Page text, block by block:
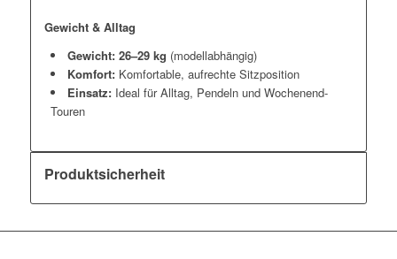
Gewicht & Alltag
Gewicht: 26–29 kg (modellabhängig)
Komfort:Komfortable, aufrechte Sitzposition
Einsatz:Ideal für Alltag, Pendeln und Wochenend-
Touren
Produktsicherheit